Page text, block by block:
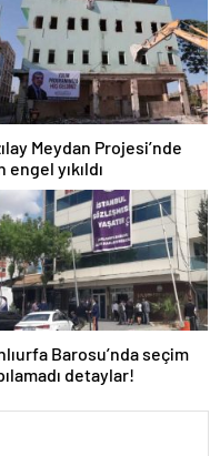
Meydan Projesi’nde
engel yıkıldı
Barosu’nda seçim
detaylar!